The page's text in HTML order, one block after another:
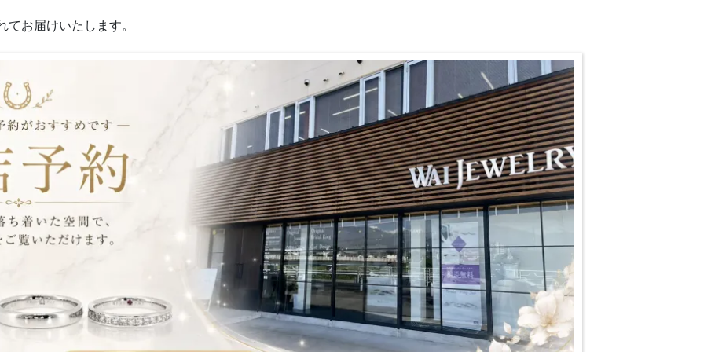
【WAI-
K10PYG】
個
お届けいたします。